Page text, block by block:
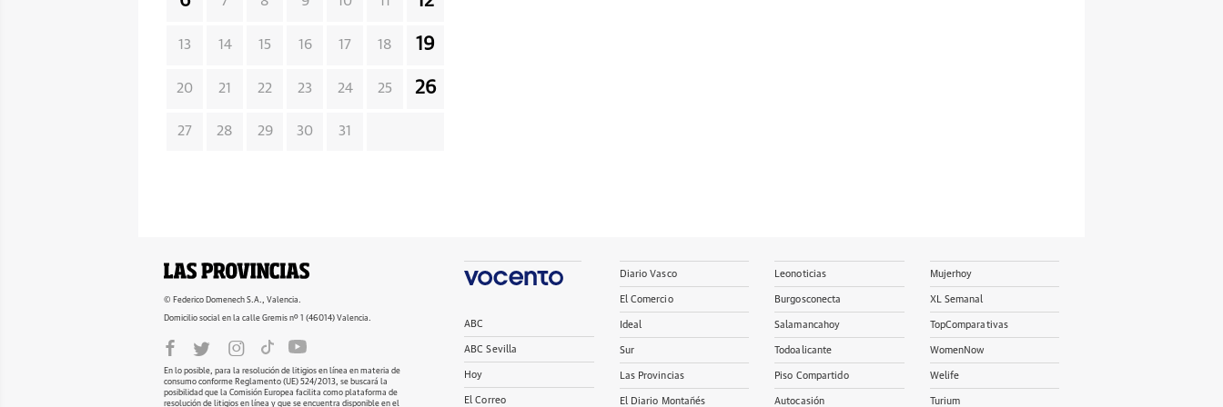
13 14 15 16 17 18 19
20 21 22 23 24 25 26
27 28 29 30 31
© Federico Domenech S.A., Valencia.
Domicilio social en la calle Gremis nº 1 (46014) Valencia.
En lo posible, para la resolución de litigios en línea en materia de
consumo conforme Reglamento (UE) 524/2013, se buscará la
posibilidad que la Comisión Europea facilita como plataforma de
resolución de litigios en línea y que se encuentra disponible en el
ABC
ABC Sevilla
Hoy
El Correo
Diario Vasco
El Comercio
Ideal
Sur
Las Provincias
El Diario Montañés
Leonoticias
Burgosconecta
Salamancahoy
Todoalicante
Piso Compartido
Autocasión
Mujerhoy
XL Semanal
TopComparativas
WomenNow
Welife
Turium